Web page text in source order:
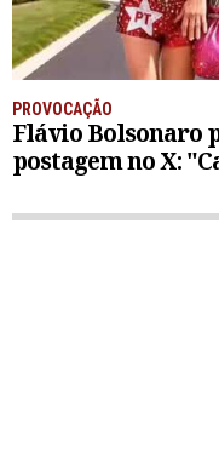
PROVOCAÇÃO
Flávio Bolsonaro
postagem no X: